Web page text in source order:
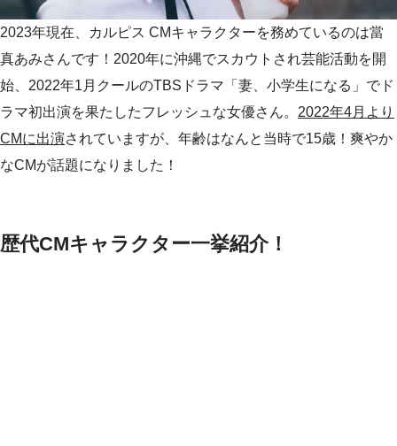
2023年現在、カルピス CMキャラクターを務めているのは當
真あみさんです！2020年に沖縄でスカウトされ芸能活動を開
始、2022年1月クールのTBSドラマ「妻、小学生になる」でド
ラマ初出演を果たしたフレッシュな女優さん。 2022年4月より
CMに出演されていますが、年齢はなんと当時で15歳！爽やか
なCMが話題になりました！
歴代CMキャラクター一挙紹介！